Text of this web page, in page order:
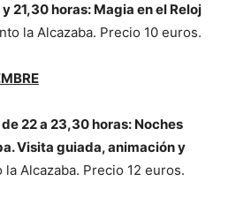
21,30 horas: Magia en el Reloj
la Alcazaba. Precio 10 euros.
e 22 a 23,30 horas: Noches
Visita guiada, animación y
la Alcazaba. Precio 12 euros.